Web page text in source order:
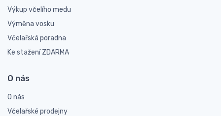
Výkup včelího medu
Výměna vosku
Včelařská poradna
Ke stažení ZDARMA
O nás
O nás
Včelařské prodejny